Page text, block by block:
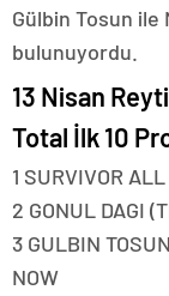
Gülbin Tosun ile
bulunuyordu.
13 Nisan
Total İlk 10
1 SURVIVOR
2 GONUL DAGI
3 GULBIN
NOW